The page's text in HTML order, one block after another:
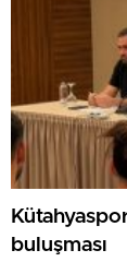
buluşması